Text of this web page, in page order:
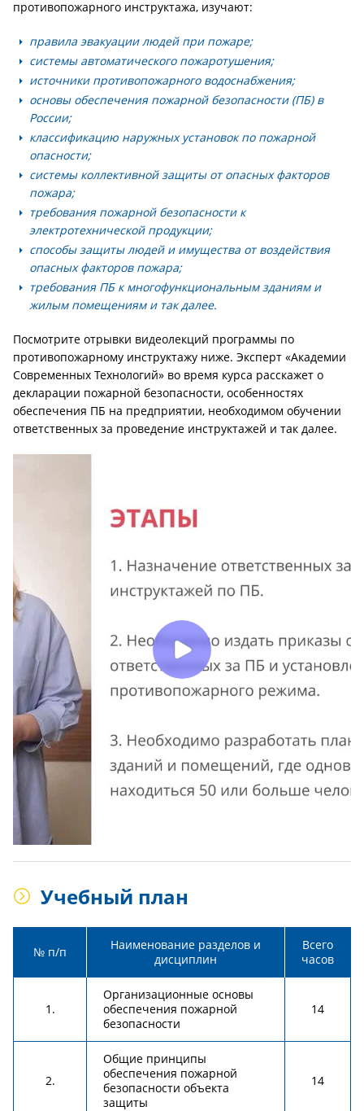
противопожарного инструктажа, изучают:
правила эвакуации людей при пожаре;
системы автоматического пожаротушения;
источники противопожарного водоснабжения;
основы обеспечения пожарной безопасности (ПБ) в
России;
классификацию наружных установок по пожарной
опасности;
системы коллективной защиты от опасных факторов
пожара;
требования пожарной безопасности к
электротехнической продукции;
способы защиты людей и имущества от воздействия
опасных факторов пожара;
требования ПБ к многофункциональным зданиям и
жилым помещениям и так далее.
Посмотрите отрывки видеолекций программы по
противопожарному инструктажу ниже. Эксперт «Академии
Современных Технологий» во время курса расскажет о
декларации пожарной безопасности, особенностях
обеспечения ПБ на предприятии, необходимом обучении
ответственных за проведение инструктажей и так далее.
Учебный план
№ п/п
Наименование разделов и
дисциплин
Всего
часов
1.
Организационные основы
обеспечения пожарной
безопасности
14
2.
Общие принципы
обеспечения пожарной
безопасности объекта
защиты
14